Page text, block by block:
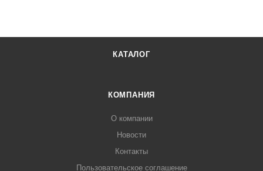
КАТАЛОГ
КОМПАНИЯ
О компании
Новости
Контакты
Пользовательское соглашение